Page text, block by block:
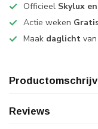
Officieel Skylux
Actie weken
Maak daglicht
Reviews